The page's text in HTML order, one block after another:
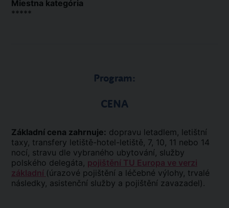
Miestna kategória
*****
Program:
CENA
Základní cena zahrnuje: dopravu letadlem, letištní
taxy, transfery letiště-hotel-letiště, 7, 10, 11 nebo 14
nocí, stravu dle vybraného ubytování, služby
polského delegáta, pojištění TU Europa ve verzi
základní (úrazové pojištění a léčebné výlohy, trvalé
následky, asistenční služby a pojištění zavazadel).